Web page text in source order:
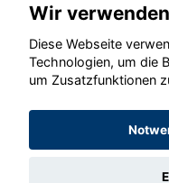
©
Wir
Diese Webseite
Technologien, um die
um Zusatzfunktionen